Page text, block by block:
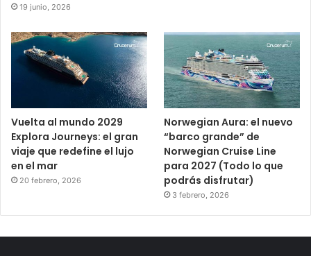
19 junio, 2026
Vuelta al mundo 2029
Explora Journeys: el gran
viaje que redefine el lujo
en el mar
20 febrero, 2026
Norwegian Aura: el nuevo
“barco grande” de
Norwegian Cruise Line
para 2027 (Todo lo que
podrás disfrutar)
3 febrero, 2026